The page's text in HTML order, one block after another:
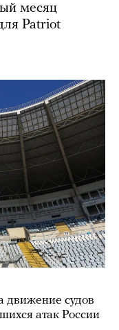
месяц
Patriot
движение судов
атак России